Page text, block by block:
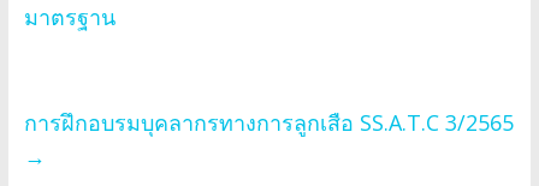
มาตรฐาน
การฝึกอบรมบุคลากรทางการลูกเสือ SS.A.T.C 3/2565
→